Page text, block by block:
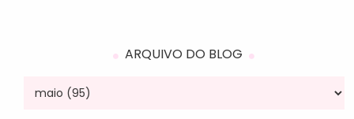
ARQUIVO DO BLOG